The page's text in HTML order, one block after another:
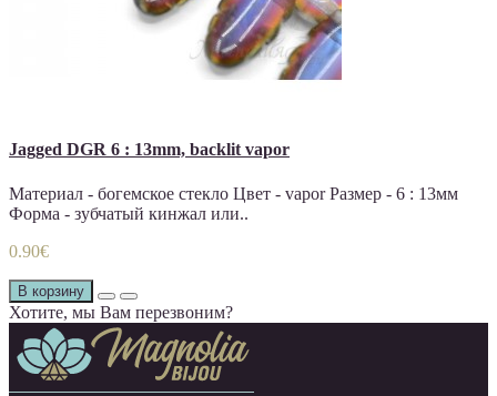
Jagged DGR 6 : 13mm, backlit vapor
Материал - богемское стекло Цвет - vapor Размер - 6 : 13мм
Форма - зубчатый кинжал или..
0.90€
В корзину
Хотите, мы Вам перезвоним?